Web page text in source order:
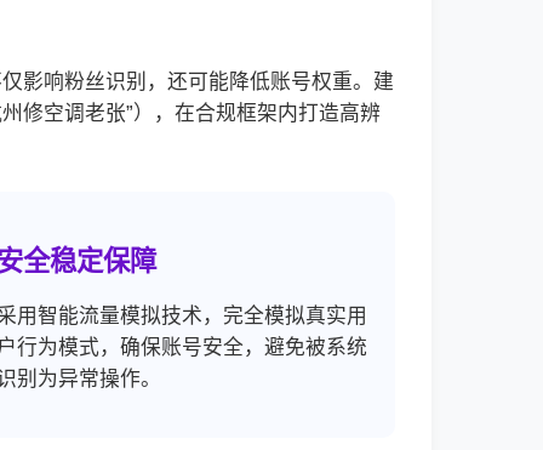
影响粉丝识别，还可能降低账号权重。建
修空调老张”），在合规框架内打造高辨
全稳定保障
用智能流量模拟技术，完全模拟真实用
行为模式，确保账号安全，避免被系统
别为异常操作。